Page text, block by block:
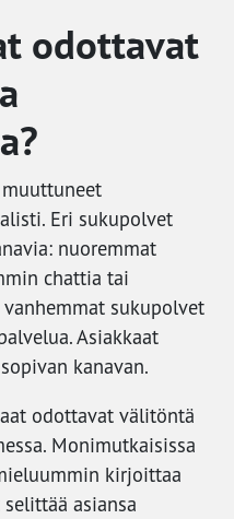
odottavat
Eri sukupolvet
nuoremmat
chattia tai
sukupolvet
Asiakkaat
kanavan.
odottavat välitöntä
Monimutkaisissa
kirjoittaa
asiansa